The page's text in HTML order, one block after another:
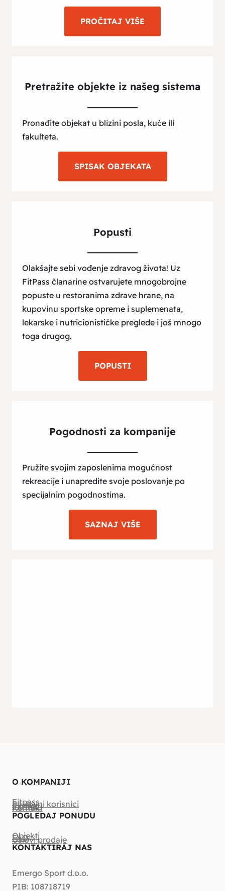
PROČITAJ VIŠE
Pretražite objekte iz našeg sistema
Pronađite objekat u blizini posla, kuće ili
fakulteta.
SPISAK OBJEKATA
Popusti
Olakšajte sebi vođenje zdravog života! Uz
FitPass članarine ostvarujete mnogobrojne
popuste u restoranima zdrave hrane, na
kupovinu sportske opreme i suplemenata,
lekarske i nutricionističke preglede i još mnogo
toga drugog.
POPUSTI
Pogodnosti za kompanije
Pružite svojim zaposlenima mogućnost
rekreacije i unapredite svoje poslovanje po
specijalnim pogodnostima.
SAZNAJ VIŠE
O KOMPANIJI
Fitpass
Poslovni korisnici
Partneri
Kontakt
POGLEDAJ PONUDU
Objekti
FAQ
Uslovi prodaje
KONTAKTIRAJ NAS
Emergo Sport d.o.o.
PIB: 108718719